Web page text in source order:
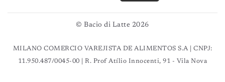
© Bacio di Latte 2026
MILANO COMERCIO VAREJISTA DE ALIMENTOS S.A | CNPJ:
11.950.487/0045-00 | R. Prof Atílio Innocenti, 91 - Vila Nova